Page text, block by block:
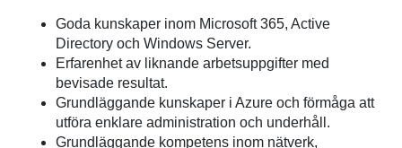
Goda kunskaper inom Microsoft 365, Active
Directory och Windows Server.
Erfarenhet av liknande arbetsuppgifter med
bevisade resultat.
Grundläggande kunskaper i Azure och förmåga att
utföra enklare administration och underhåll.
Grundläggande kompetens inom nätverk,